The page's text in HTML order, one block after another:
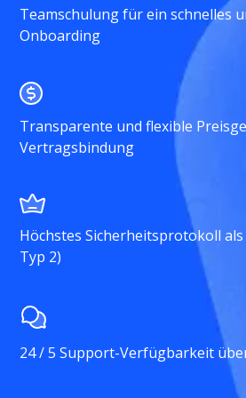
Teamschulung für ein schnelles
Onboarding
Transparente und flexible
Vertragsbindung
Höchstes Sicherheitsprotokoll als
Typ 2)
24 / 5 Support-Verfügbarkeit